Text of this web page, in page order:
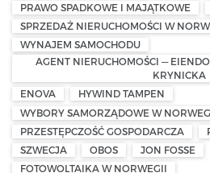
PRAWO SPADKOWE I MAJĄTKOWE
SPRZEDAŻ NIERUCHOMOŚCI W
WYNAJEM SAMOCHODU
AGENT NIERUCHOMOŚCI —
KRYNICKA
ENOVA
HYWIND TAMPEN
WYBORY SAMORZĄDOWE W
PRZESTĘPCZOŚĆ GOSPODARCZA
SZWECJA
OBOS
JON FOSSE
FOTOWOLTAIKA W NORWEGII